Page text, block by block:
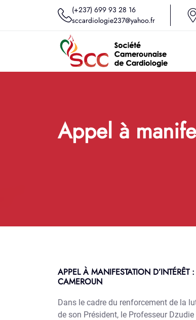
(+237) 699 93 28 16
sccardiologie237@yahoo.fr
Appel à
APPEL À MANIFESTATION
CAMEROUN
Dans le cadre du renforcement de la
de son Président, le Professeur